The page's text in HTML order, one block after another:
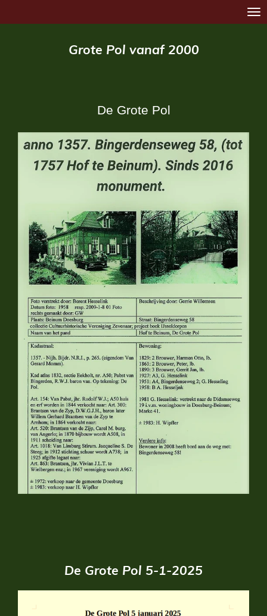
Grote Pol vanaf 2000
De Grote Pol
De Grote Pol 5-1-2025